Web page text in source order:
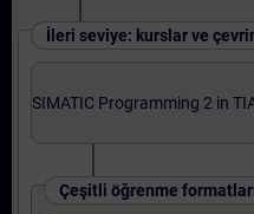
İleri seviye: kurslar ve
SIMATIC Programming 2 in
Çeşitli öğrenme